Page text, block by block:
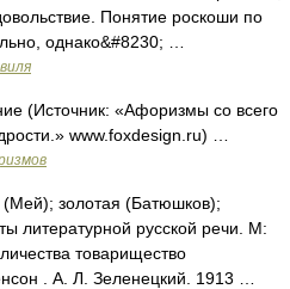
Понятие роскоши по
однако&#8230; …
(Источник: «Афоризмы со всего
www.foxdesign.ru) …
золотая (Батюшков);
литературной русской речи. М:
товарищество
. А. Л. Зеленецкий. 1913 …